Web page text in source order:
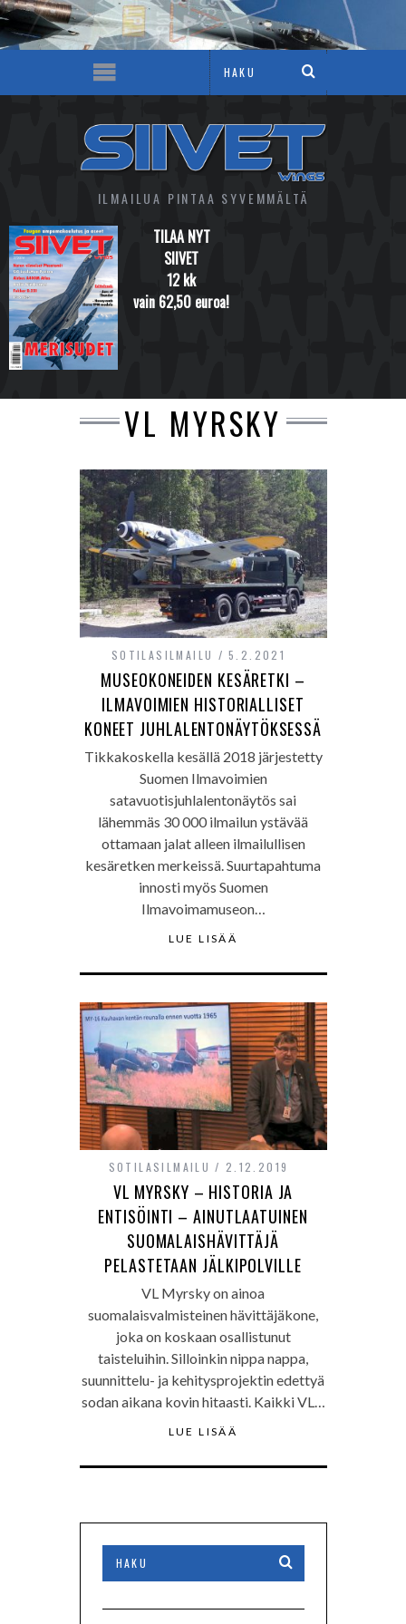
ILMAILUA PINTAA SYVEMMÄLTÄ
TILAA NYT
SIIVET
12 kk
vain 62,50 euroa!
VL MYRSKY
SOTILASILMAILU 5.2.2021
MUSEOKONEIDEN KESÄRETKI –
ILMAVOIMIEN HISTORIALLISET
KONEET JUHLALENTONÄYTÖKSESSÄ
Tikkakoskella kesällä 2018 järjestetty
Suomen Ilmavoimien
satavuotisjuhlalentonäytös sai
lähemmäs 30 000 ilmailun ystävää
ottamaan jalat alleen ilmailullisen
kesäretken merkeissä. Suurtapahtuma
innosti myös Suomen
Ilmavoimamuseon…
LUE LISÄÄ
SOTILASILMAILU 2.12.2019
VL MYRSKY – HISTORIA JA
ENTISÖINTI – AINUTLAATUINEN
SUOMALAISHÄVITTÄJÄ
PELASTETAAN JÄLKIPOLVILLE
VL Myrsky on ainoa
suomalaisvalmisteinen hävittäjäkone,
joka on koskaan osallistunut
taisteluihin. Silloinkin nippa nappa,
suunnittelu- ja kehitysprojektin edettyä
sodan aikana kovin hitaasti. Kaikki VL…
LUE LISÄÄ